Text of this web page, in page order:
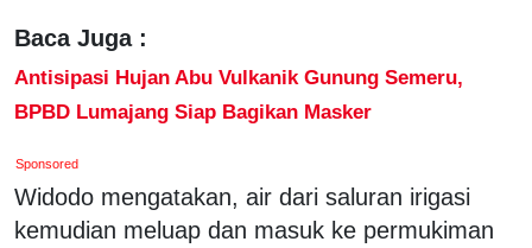
Baca Juga :
Antisipasi Hujan Abu Vulkanik Gunung Semeru,
BPBD Lumajang Siap Bagikan Masker
Sponsored
Widodo mengatakan, air dari saluran irigasi
kemudian meluap dan masuk ke permukiman